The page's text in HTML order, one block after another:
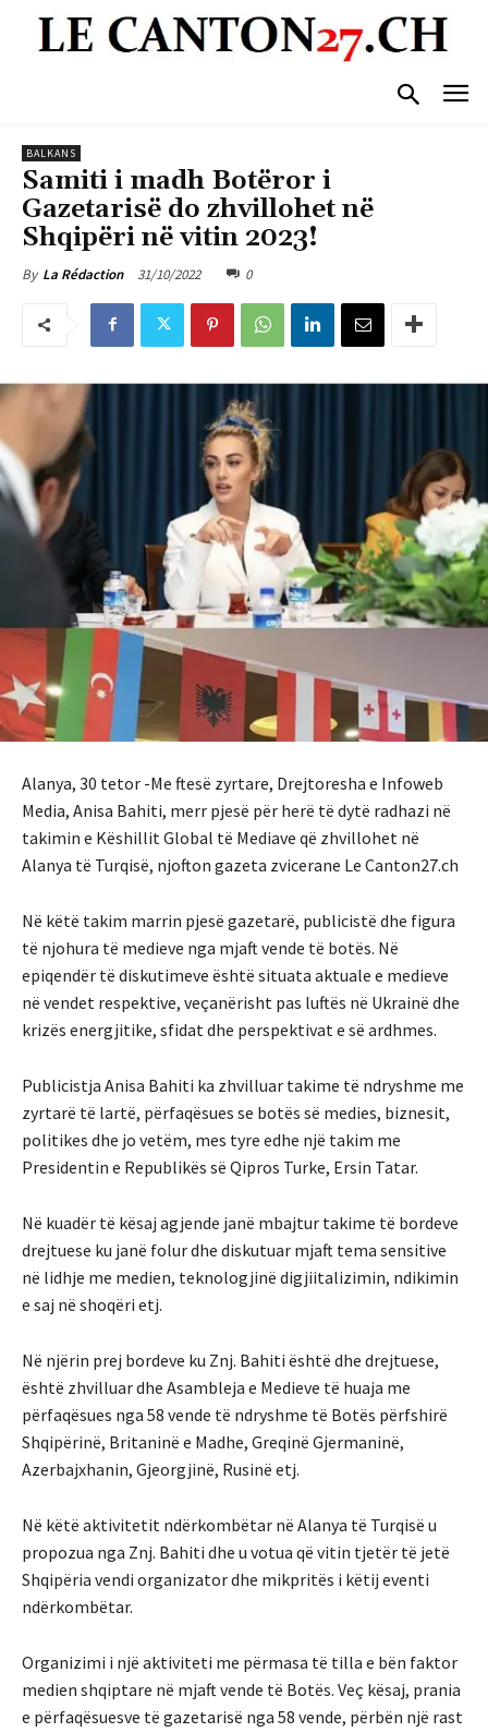
BALKANS
Samiti i madh Botëror i
Gazetarisë do zhvillohet në
Shqipëri në vitin 2023!
By La Rédaction 31/10/2022 0
Alanya, 30 tetor -Me ftesë zyrtare, Drejtoresha e Infoweb
Media, Anisa Bahiti, merr pjesë për herë të dytë radhazi në
takimin e Këshillit Global të Mediave që zhvillohet në
Alanya të Turqisë, njofton gazeta zvicerane Le Canton27.ch
Në këtë takim marrin pjesë gazetarë, publicistë dhe figura
të njohura të medieve nga mjaft vende të botës. Në
epiqendër të diskutimeve është situata aktuale e medieve
në vendet respektive, veçanërisht pas luftës në Ukrainë dhe
krizës energjitike, sfidat dhe perspektivat e së ardhmes.
Publicistja Anisa Bahiti ka zhvilluar takime të ndryshme me
zyrtarë të lartë, përfaqësues se botës së medies, biznesit,
politikes dhe jo vetëm, mes tyre edhe një takim me
Presidentin e Republikës së Qipros Turke, Ersin Tatar.
Në kuadër të kësaj agjende janë mbajtur takime të bordeve
drejtuese ku janë folur dhe diskutuar mjaft tema sensitive
në lidhje me medien, teknologjinë digjiitalizimin, ndikimin
e saj në shoqëri etj.
Në njërin prej bordeve ku Znj. Bahiti është dhe drejtuese,
është zhvilluar dhe Asambleja e Medieve të huaja me
përfaqësues nga 58 vende të ndryshme të Botës përfshirë
Shqipërinë, Britaninë e Madhe, Greqinë Gjermaninë,
Azerbajxhanin, Gjeorgjinë, Rusinë etj.
Në këtë aktivitetit ndërkombëtar në Alanya të Turqisë u
propozua nga Znj. Bahiti dhe u votua që vitin tjetër të jetë
Shqipëria vendi organizator dhe mikpritës i këtij eventi
ndërkombëtar.
Organizimi i një aktiviteti me përmasa të tilla e bën faktor
medien shqiptare në mjaft vende të Botës. Veç kësaj, prania
e përfaqësuesve të gazetarisë nga 58 vende, përbën një rast